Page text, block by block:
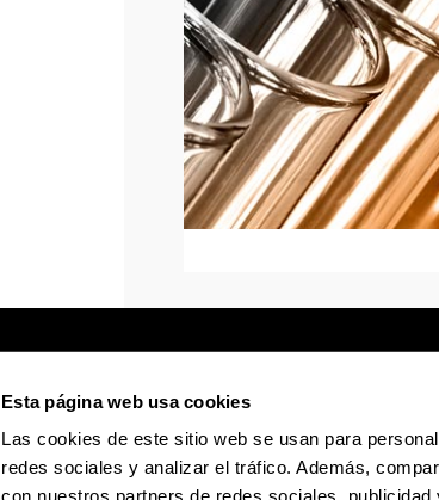
Esta página web usa cookies
Las cookies de este sitio web se usan para
redes sociales y analizar el tráfico. Además,
con nuestros partners de redes sociales,
Sede